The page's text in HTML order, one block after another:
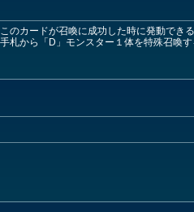
カードが召喚に成功した時に発動でき
から「D」モンスター１体を特殊召喚